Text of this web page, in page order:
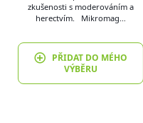
zkušenosti s moderováním a
herectvím. Mikromag…
PŘIDAT DO MÉHO
VÝBĚRU